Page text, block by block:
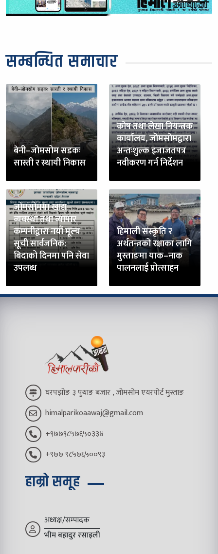
सम्बन्धित समाचार
बेनी–जोमसोम सडकः
सास्ती र स्थायी निकास
कोष तथा लेखा नियन्त्रक
कार्यालय, जोमसोमद्वारा
अन्तःशुल्क इजाजतपत्र
नवीकरण गर्न निर्देशन
जोमसोममा खाद्य
व्यवस्था तथा व्यापार
कम्पनीद्वारा नयाँ मूल्य
सूची सार्वजनिक:
बिदाको दिनमा पनि सेवा
उपलब्ध
हिमाली संस्कृति र
अर्थतन्त्रको रक्षाका लागि
मुस्ताङमा याक–नाक
पालनलाई प्रोत्साहन
घरपझोङ ३ पुथाङ बजार , जोमसोम एयरपोर्ट मुस्ताङ
himalparikoaawaj@gmail.com
+९७७९८५७६५०३३४
+९७७ ९८५७६५००९३
हाम्रो समूह
अध्यक्ष/सम्पादक
भीम बहादुर रसाइली